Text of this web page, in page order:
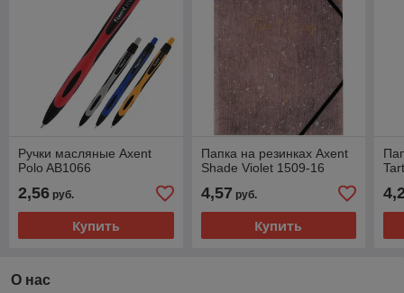
Ручки масляные Axent
Polo AB1066
2,56 руб.
Купить
Папка на резинках Axent
Shade Violet 1509-16
4,57 руб.
Купить
О нас